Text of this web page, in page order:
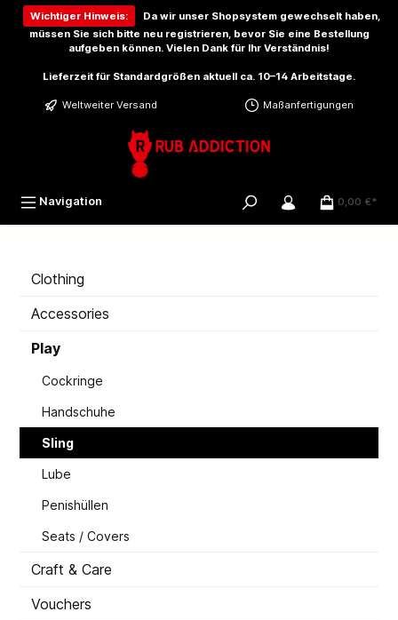
springen
Wichtiger Hinweis:
Da wir unser Shopsystem gewechselt haben,
müssen Sie sich bitte neu registrieren, bevor Sie eine Bestellung
aufgeben können. Vielen Dank für Ihr Verständnis!
Lieferzeit für Standardgrößen aktuell ca. 10–14 Arbeitstage.
Weltweiter Versand Maßanfertigungen
Navigation 0,00 €*
Clothing
Accessories
Play
Cockringe
Handschuhe
Sling
Lube
Penishüllen
Seats / Covers
Craft & Care
Vouchers